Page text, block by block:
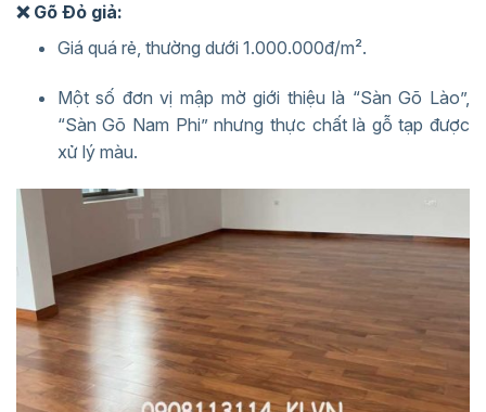
❌ Gõ Đỏ giả:
Giá quá rẻ, thường dưới 1.000.000đ/m².
Một số đơn vị mập mờ giới thiệu là “Sàn Gõ Lào”,
“Sàn Gõ Nam Phi” nhưng thực chất là gỗ tạp được
xử lý màu.